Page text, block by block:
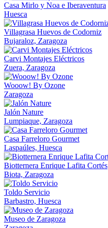
Casa Mirlo y Noa e Iberaventura
Huesca
Villagrasa Huevos de Codorniz
Bujaraloz, Zaragoza
Carvi Montajes Eléctricos
Zuera, Zaragoza
Wooow! By Ozone
Zaragoza
Jalón Nature
Lumpiaque, Zaragoza
Casa Farreloro Gourmet
Laspaúles, Huesca
Biotternera Enrique Lafita Cortés
Biota, Zaragoza
Toldo Servicio
Barbastro, Huesca
Museo de Zaragoza